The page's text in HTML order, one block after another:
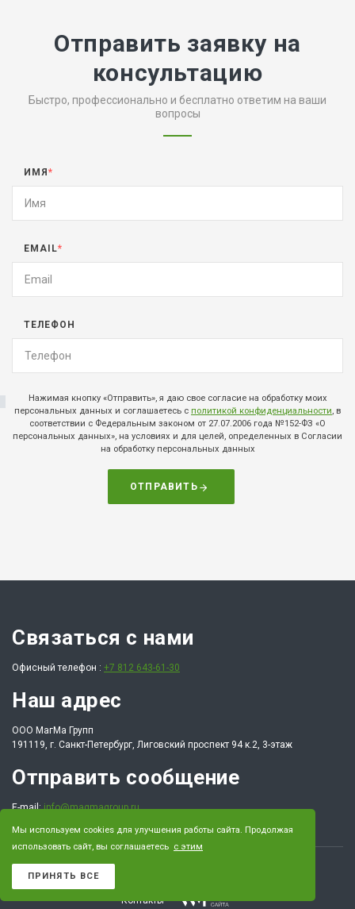
Отправить заявку на
консультацию
Быстро, профессионально и бесплатно ответим на ваши
вопросы
ИМЯ *
EMAIL*
ТЕЛЕФОН
Нажимая кнопку «Отправить», я даю свое согласие на обработку моих
персональных данных и соглашаетесь с политикой конфиденциальности, в
соответствии с Федеральным законом от 27.07.2006 года №152-ФЗ «О
персональных данных», на условиях и для целей, определенных в Согласии
на обработку персональных данных
ОТПРАВИТЬ
Связаться с нами
Офисный телефон : +7 812 643-61-30
Наш адрес
ООО МагМа Групп
191119, г. Санкт-Петербург, Лиговский проспект 94 к.2, 3-этаж
Отправить сообщение
E-mail:info@magmagroup.ru
Главная
Контакты
Мы используем cookies для улучшения работы сайта. Продолжая
использовать сайт, вы соглашаетесь с этим
ПРИНЯТЬ ВСЕ